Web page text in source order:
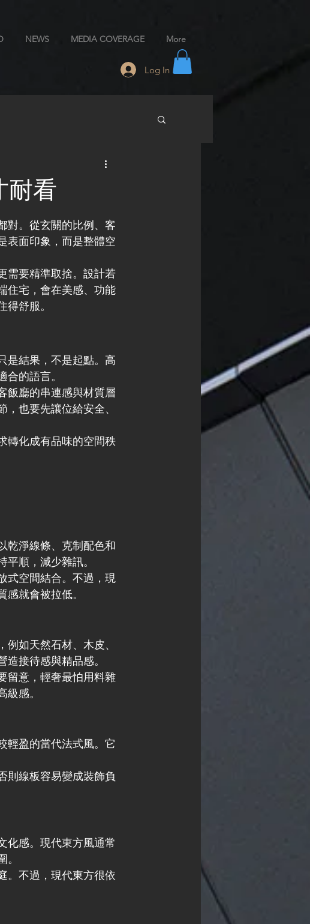
NEWS MEDIA COVERAGE More
Log In
耐看
對。從玄關的比例、客
表面印象，而是整體空
需要精準取捨。設計若
住宅，會在美感、功能
舒服。
是結果，不是起點。高
的語言。
飯廳的串連感與材質層
也要先讓位給安全、
轉化成有品味的空間秩
乾淨線條、克制配色和
順，減少雜訊。
式空間結合。不過，現
就會被拉低。
如天然石材、木皮、
接待感與精品感。
留意，輕奢最怕用料雜
感。
輕盈的當代法式風。它
則線板容易變成裝飾負
化感。現代東方風通常
。不過，現代東方很依